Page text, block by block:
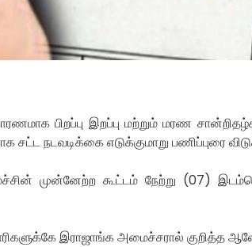
பிறப்பு இறப்பு மற்றும் மரண
சட்ட நடவடிக்கை எடுக்குமாறு பணிப்புரை
முன்னேற்ற கூட்டம் நேற்று (07)
இராஜாங்க அமைச்சரால் குறித்த